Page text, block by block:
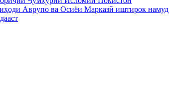
Аврупо ва Осиёи Марказӣ иштирок намуд